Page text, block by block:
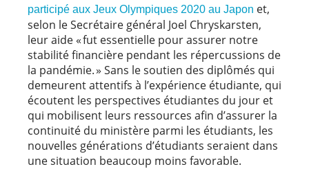
participé aux Jeux Olympiques 2020 au Japon et,
selon le Secrétaire général Joel Chryskarsten,
leur aide « fut essentielle pour assurer notre
stabilité financière pendant les répercussions de
la pandémie. » Sans le soutien des diplômés qui
demeurent attentifs à l’expérience étudiante, qui
écoutent les perspectives étudiantes du jour et
qui mobilisent leurs ressources afin d’assurer la
continuité du ministère parmi les étudiants, les
nouvelles générations d’étudiants seraient dans
une situation beaucoup moins favorable.